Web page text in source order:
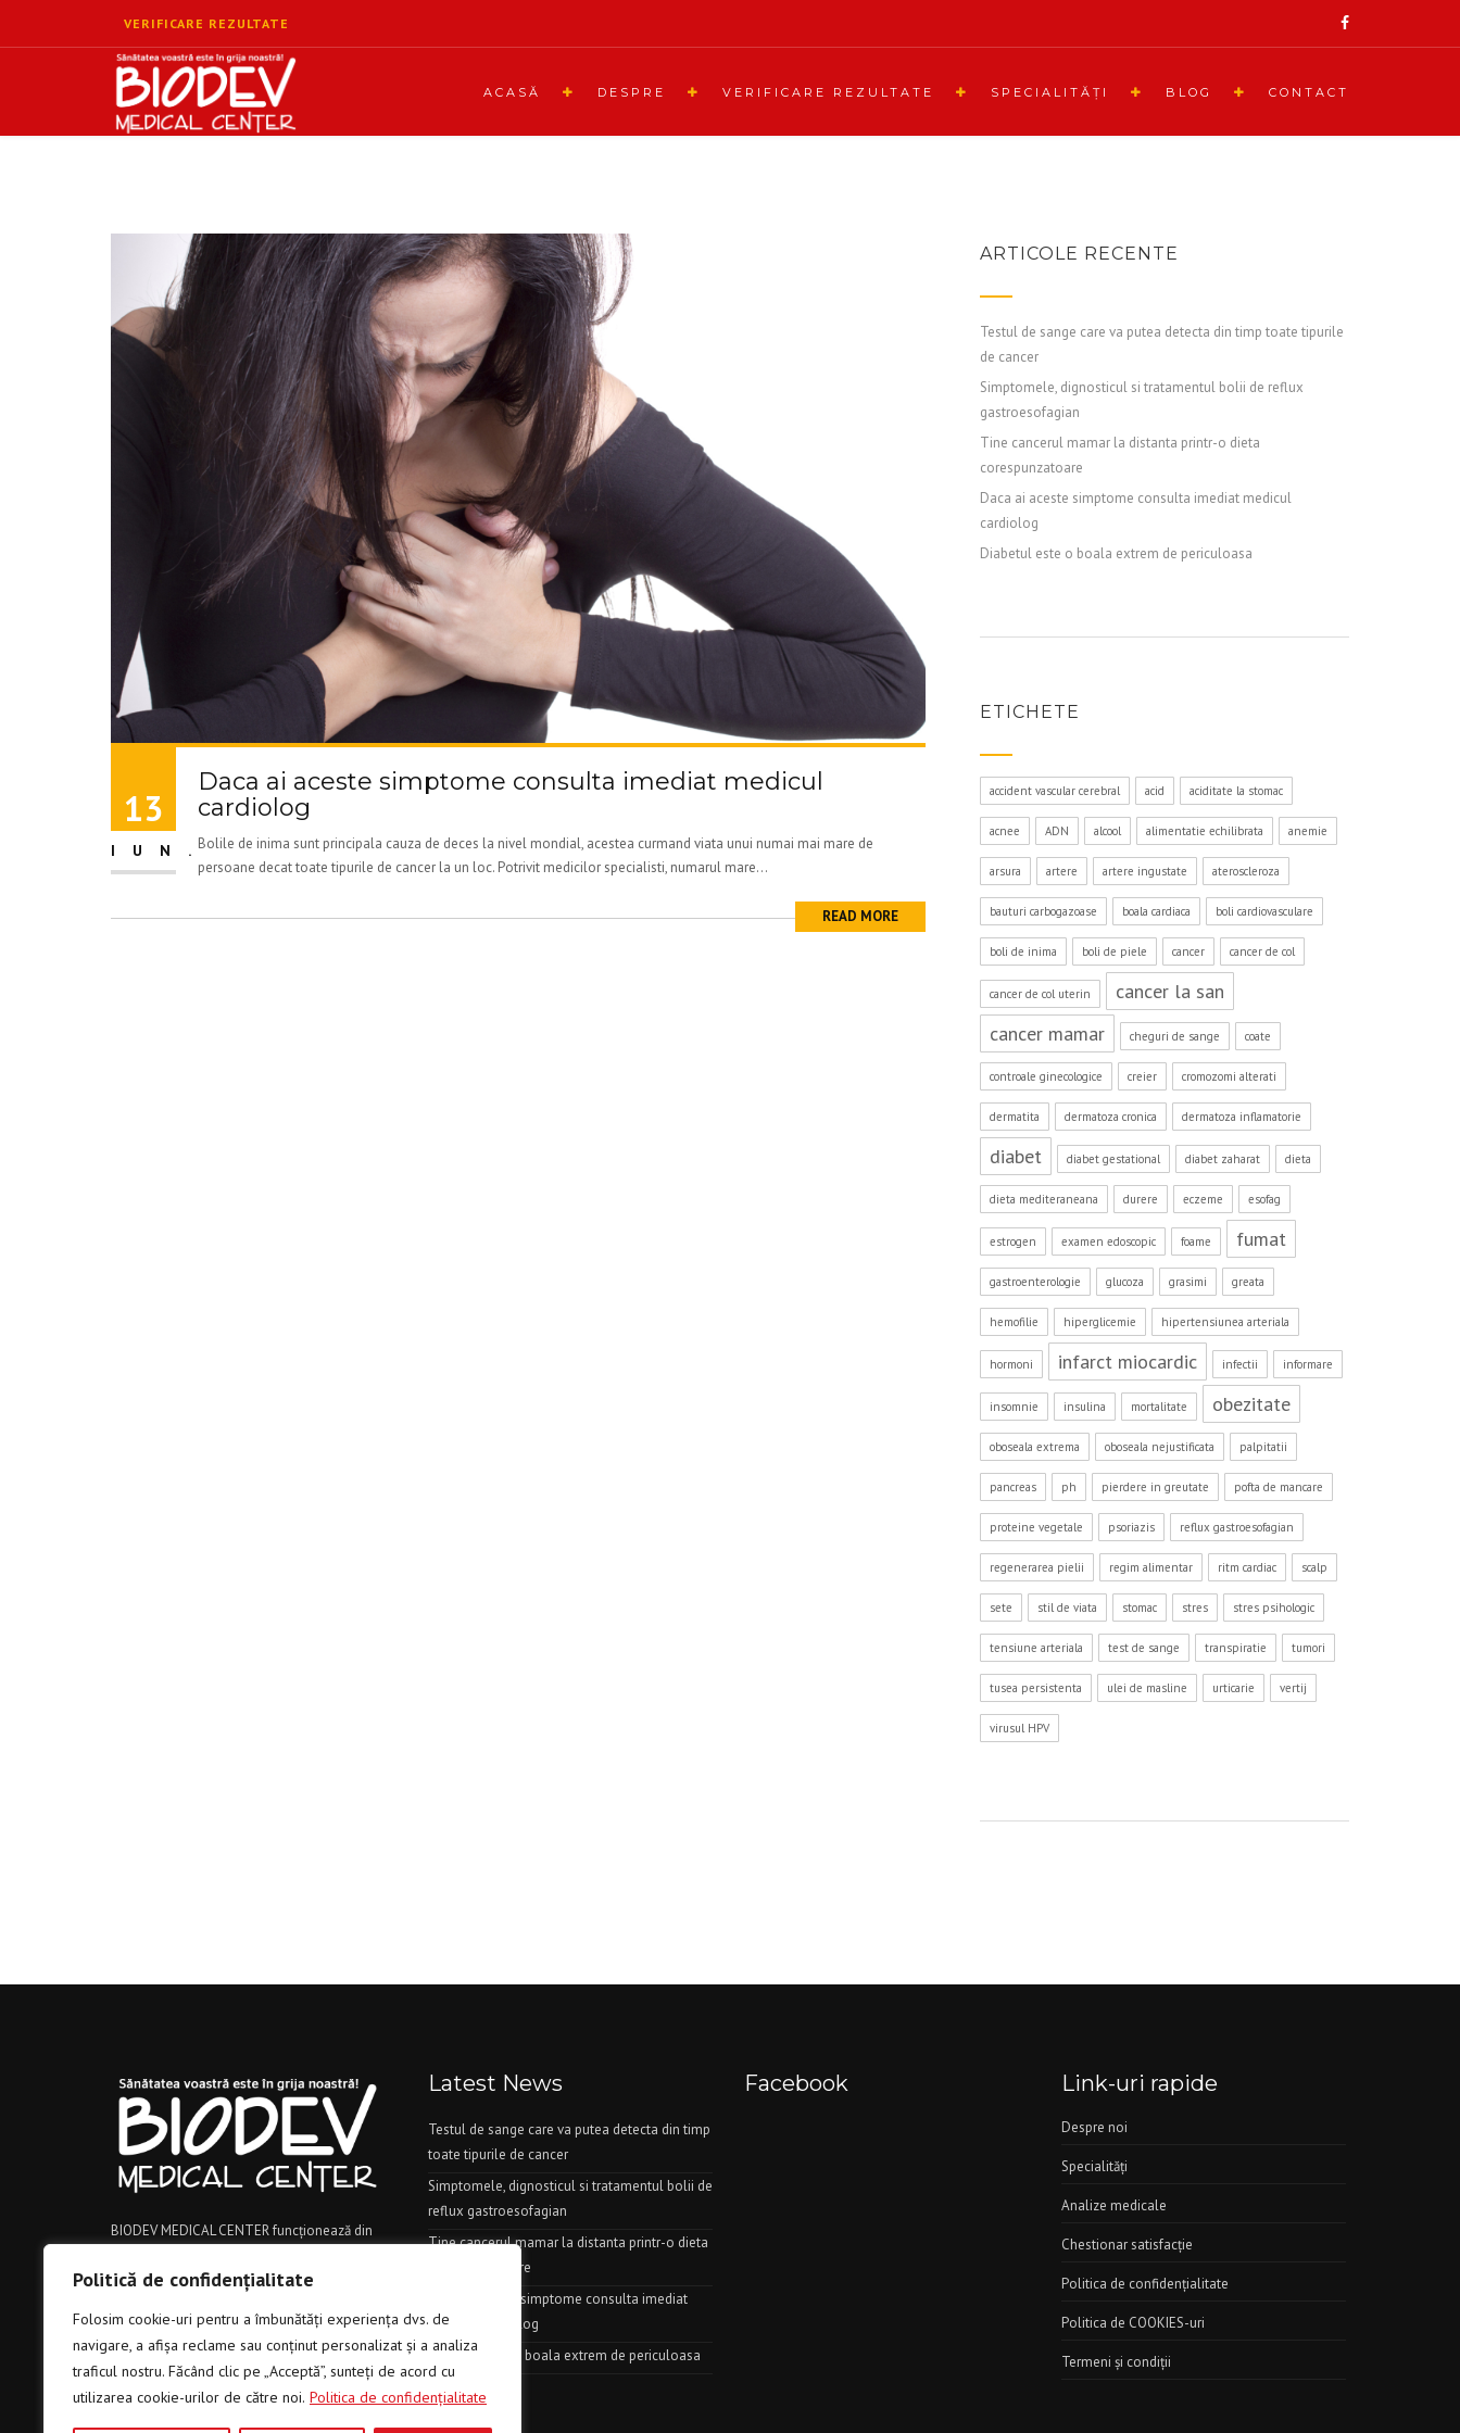
Politică de confidenţialitate
Folosim cookie-uri pentru a îmbunătăți experiența dvs. de
navigare, a afișa reclame sau conținut personalizat și a analiza
traficul nostru. Făcând clic pe „Acceptă”, sunteți de acord cu
utilizarea cookie-urilor de către noi. Politica de confidenţialitate
VERIFICARE REZULTATE
ACASĂ DESPRE VERIFICARE REZULTATE SPECIALITĂŢI BLOG CONTACT
13
IUN.
Daca ai aceste simptome consulta imediat medicul
cardiolog
Bolile de inima sunt principala cauza de deces la nivel mondial, acestea curmand viata unui numai mai mare de
persoane decat toate tipurile de cancer la un loc. Potrivit medicilor specialisti, numarul mare...
READ MORE
ARTICOLE RECENTE
Testul de sange care va putea detecta din timp toate tipurile
de cancer
Simptomele, dignosticul si tratamentul bolii de reflux
gastroesofagian
Tine cancerul mamar la distanta printr-o dieta
corespunzatoare
Daca ai aceste simptome consulta imediat medicul
cardiolog
Diabetul este o boala extrem de periculoasa
ETICHETE
accident vascular cerebral acid aciditate la stomac
acnee ADN alcool alimentatie echilibrata anemie
arsura artere artere ingustate ateroscleroza
bauturi carbogazoase boala cardiaca boli cardiovasculare
boli de inima boli de piele cancer cancer de col
cancer de col uterin
cancer la san
cancer mamar
cheguri de sange coate
controale ginecologice creier cromozomi alterati
dermatita dermatoza cronica dermatoza inflamatorie
diabet diabet gestational diabet zaharat dieta
dieta mediteraneana durere eczeme esofag
estrogen examen edoscopic foame fumat
gastroenterologie glucoza grasimi greata
hemofilie hiperglicemie hipertensiunea arteriala
hormoni infarct miocardic infectii informare
insomnie insulina mortalitate obezitate
oboseala extrema oboseala nejustificata palpitatii
pancreas ph pierdere in greutate pofta de mancare
proteine vegetale psoriazis reflux gastroesofagian
regenerarea pielii regim alimentar ritm cardiac scalp
sete stil de viata stomac stres stres psihologic
tensiune arteriala test de sange transpiratie tumori
tusea persistenta ulei de masline urticarie vertij
virusul HPV
BIODEV MEDICAL CENTER funcţionează din
modern amenajat. Încă de la început, s-a dorit
şi multiple dotări pentru o gamă largă de
explorări paraclinice.
Latest News
Testul de sange care va putea detecta din timp
toate tipurile de cancer
Simptomele, dignosticul si tratamentul bolii de
reflux gastroesofagian
Tine cancerul mamar la distanta printr-o dieta
corespunzatoare
Daca ai aceste simptome consulta imediat
medicul cardiolog
Diabetul este o boala extrem de periculoasa
Facebook Link-uri rapide
Despre noi
Specialităţi
Analize medicale
Chestionar satisfacţie
Politica de confidenţialitate
Politica de COOKIES-uri
Termeni şi condiţii